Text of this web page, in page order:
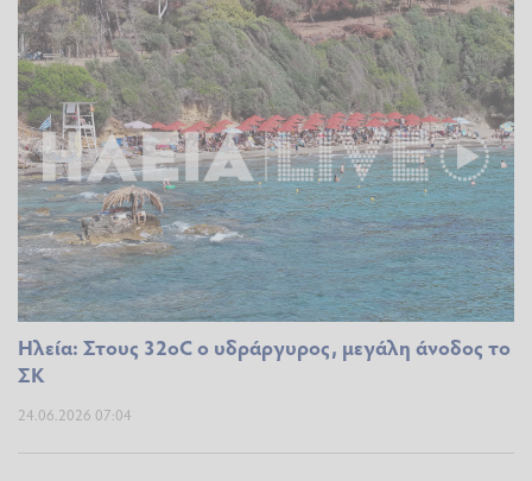
Ηλεία: Στους 32oC ο υδράργυρος, μεγάλη άνοδος το
ΣΚ
24.06.2026 07:04